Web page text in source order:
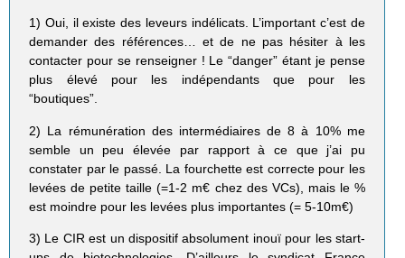
1) Oui, il existe des leveurs indélicats. L’important c’est de
demander des références… et de ne pas hésiter à les
contacter pour se renseigner ! Le “danger” étant je pense
plus élevé pour les indépendants que pour les
“boutiques”.
2) La rémunération des intermédiaires de 8 à 10% me
semble un peu élevée par rapport à ce que j’ai pu
constater par le passé. La fourchette est correcte pour les
levées de petite taille (=1-2 m€ chez des VCs), mais le %
est moindre pour les levées plus importantes (= 5-10m€)
3) Le CIR est un dispositif absolument inouï pour les start-